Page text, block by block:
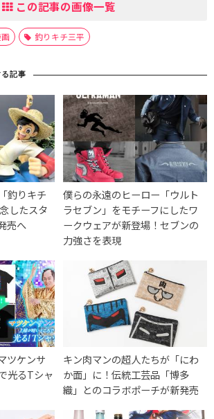
この記事の画像一覧
釣りキチ三平
記事
釣りキチ
したスタ
売へ
僕らの永遠のヒーロー「ウルト
ラセブン」をモチーフにしたワ
ークウェアが新登場！セブンの
力強さを表現
ツケンサ
光るTシャ
キン肉マンの超人たちが「にわ
か面」に！伝統工芸品「博多
織」とのコラボポーチが新発売